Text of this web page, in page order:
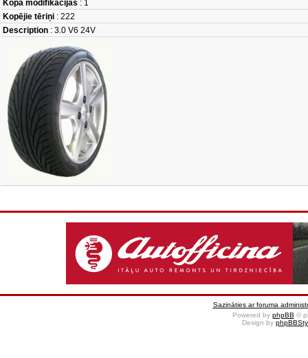
Kopā modifikācijas : 1
Kopējie tēriņi : 222
Description : 3.0 V6 24V
Sazināties ar foruma
Powered by phpBB ©
Design by